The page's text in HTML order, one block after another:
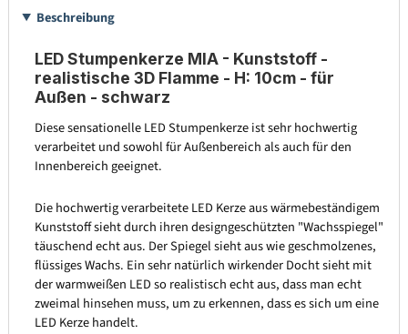
Beschreibung
LED Stumpenkerze MIA - Kunststoff -
realistische 3D Flamme - H: 10cm - für
Außen - schwarz
Diese sensationelle LED Stumpenkerze ist sehr hochwertig
verarbeitet und sowohl für Außenbereich als auch für den
Innenbereich geeignet.
Die hochwertig verarbeitete LED Kerze aus wärmebeständigem
Kunststoff sieht durch ihren designgeschützten "Wachsspiegel"
täuschend echt aus. Der Spiegel sieht aus wie geschmolzenes,
flüssiges Wachs. Ein sehr natürlich wirkender Docht sieht mit
der warmweißen LED so realistisch echt aus, dass man echt
zweimal hinsehen muss, um zu erkennen, dass es sich um eine
LED Kerze handelt.